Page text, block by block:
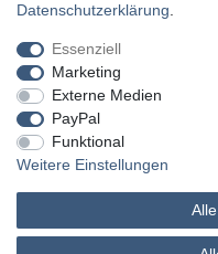
MATHES
Daten­schutz­erklärung
Essenziell
Marketing
Externe Medien
PayPal
Funktional
Weitere Einstellungen